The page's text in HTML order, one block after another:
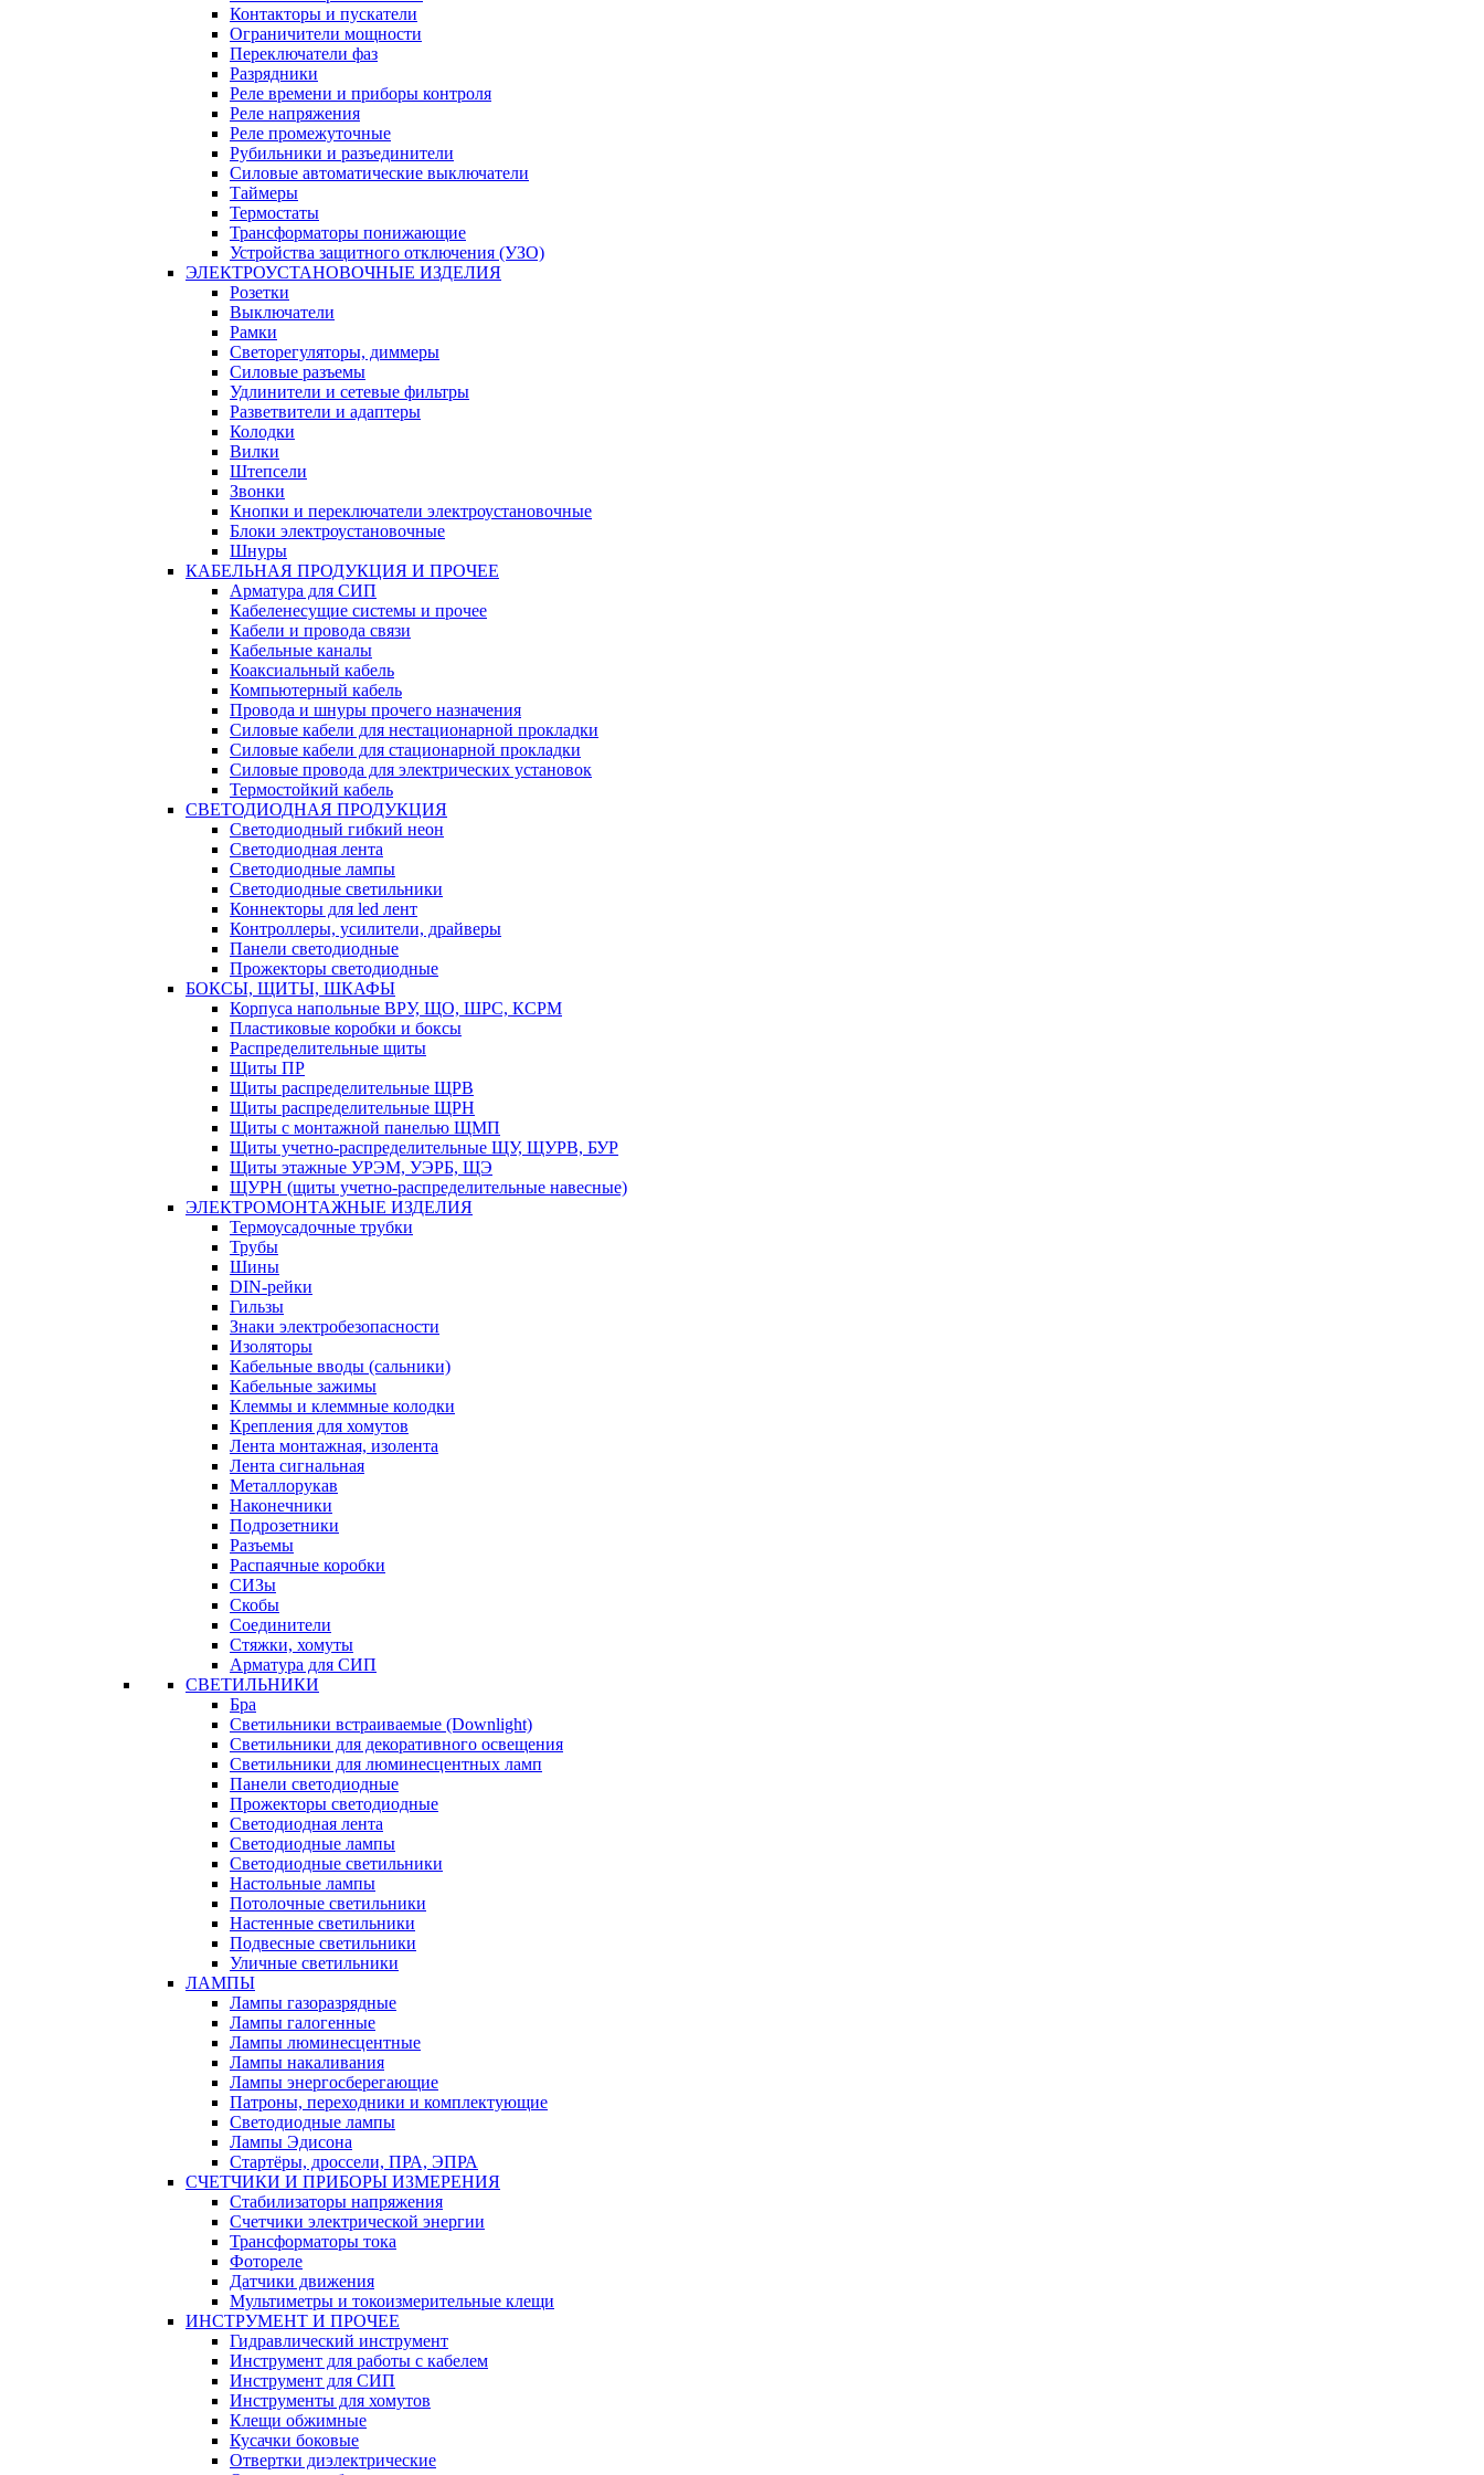
Контакторы и пускатели
Ограничители мощности
Переключатели фаз
Разрядники
Реле времени и приборы контроля
Реле напряжения
Реле промежуточные
Рубильники и разъединители
Силовые автоматические выключатели
Таймеры
Термостаты
Трансформаторы понижающие
Устройства защитного отключения (УЗО)
ЭЛЕКТРОУСТАНОВОЧНЫЕ ИЗДЕЛИЯ
Розетки
Выключатели
Рамки
Светорегуляторы, диммеры
Силовые разъемы
Удлинители и сетевые фильтры
Разветвители и адаптеры
Колодки
Вилки
Штепсели
Звонки
Кнопки и переключатели электроустановочные
Блоки электроустановочные
Шнуры
КАБЕЛЬНАЯ ПРОДУКЦИЯ И ПРОЧЕЕ
Арматура для СИП
Кабеленесущие системы и прочее
Кабели и провода связи
Кабельные каналы
Коаксиальный кабель
Компьютерный кабель
Провода и шнуры прочего назначения
Силовые кабели для нестационарной прокладки
Силовые кабели для стационарной прокладки
Силовые провода для электрических установок
Термостойкий кабель
СВЕТОДИОДНАЯ ПРОДУКЦИЯ
Светодиодный гибкий неон
Светодиодная лента
Светодиодные лампы
Светодиодные светильники
Коннекторы для led лент
Контроллеры, усилители, драйверы
Панели светодиодные
Прожекторы светодиодные
БОКСЫ, ЩИТЫ, ШКАФЫ
Корпуса напольные ВРУ, ЩО, ШРС, КСРМ
Пластиковые коробки и боксы
Распределительные щиты
Щиты ПР
Щиты распределительные ЩРВ
Щиты распределительные ЩРН
Щиты с монтажной панелью ЩМП
Щиты учетно-распределительные ЩУ, ЩУРВ, БУР
Щиты этажные УРЭМ, УЭРБ, ЩЭ
ЩУРН (щиты учетно-распределительные навесные)
ЭЛЕКТРОМОНТАЖНЫЕ ИЗДЕЛИЯ
Термоусадочные трубки
Трубы
Шины
DIN-рейки
Гильзы
Знаки электробезопасности
Изоляторы
Кабельные вводы (сальники)
Кабельные зажимы
Клеммы и клеммные колодки
Крепления для хомутов
Лента монтажная, изолента
Лента сигнальная
Металлорукав
Наконечники
Подрозетники
Разъемы
Распаячные коробки
СИЗы
Скобы
Соединители
Стяжки, хомуты
Арматура для СИП
СВЕТИЛЬНИКИ
Бра
Светильники встраиваемые (Downlight)
Светильники для декоративного освещения
Светильники для люминесцентных ламп
Панели светодиодные
Прожекторы светодиодные
Светодиодная лента
Светодиодные лампы
Светодиодные светильники
Настольные лампы
Потолочные светильники
Настенные светильники
Подвесные светильники
Уличные светильники
ЛАМПЫ
Лампы газоразрядные
Лампы галогенные
Лампы люминесцентные
Лампы накаливания
Лампы энергосберегающие
Патроны, переходники и комплектующие
Светодиодные лампы
Лампы Эдисона
Стартёры, дроссели, ПРА, ЭПРА
СЧЕТЧИКИ И ПРИБОРЫ ИЗМЕРЕНИЯ
Стабилизаторы напряжения
Счетчики электрической энергии
Трансформаторы тока
Фотореле
Датчики движения
Мультиметры и токоизмерительные клещи
ИНСТРУМЕНТ И ПРОЧЕЕ
Гидравлический инструмент
Инструмент для работы с кабелем
Инструмент для СИП
Инструменты для хомутов
Клещи обжимные
Кусачки боковые
Отвертки диэлектрические